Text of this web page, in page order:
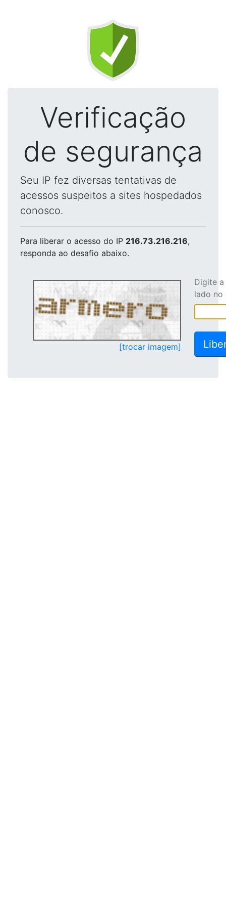
Verificação
de segurança
Seu IP fez diversas tentativas de
acessos suspeitos a sites hospedados
conosco.
Para liberar o acesso do IP 216.73.216.216,
responda ao desafio abaixo.
[trocar imagem]
Digite
lado no